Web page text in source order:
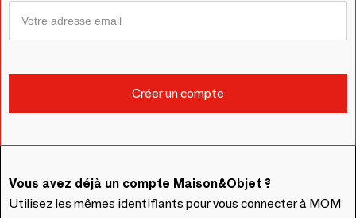
Vous avez déjà un compte Maison&Objet ?
Utilisez les mêmes identifiants pour vous connecter à MOM